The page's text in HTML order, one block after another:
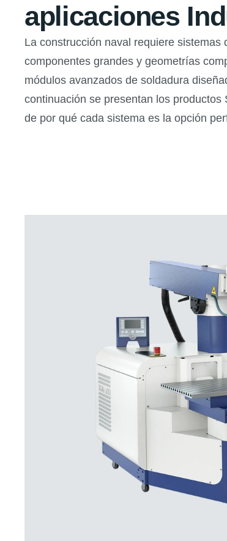
aplicaciones
La construcción naval requiere
componentes grandes y geometrías
módulos avanzados de soldadura
continuación se presentan los
de por qué cada sistema es la opción